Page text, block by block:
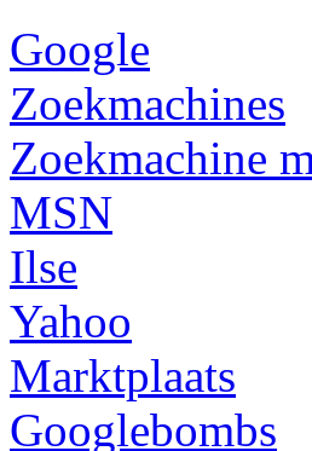
Google
Zoekmachines
Zoekmachine
MSN
Ilse
Yahoo
Marktplaats
Googlebombs